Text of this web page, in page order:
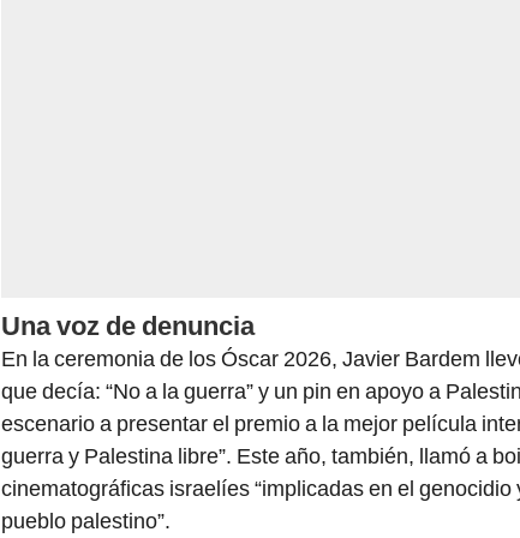
Una voz de denuncia
En la ceremonia de los Óscar 2026, Javier Bardem
que decía: “No a la guerra” y un pin en apoyo a
escenario a presentar el premio a la mejor película
guerra y Palestina libre”. Este año, también, llamó a
cinematográficas israelíes “implicadas en el genocidio
pueblo palestino”.